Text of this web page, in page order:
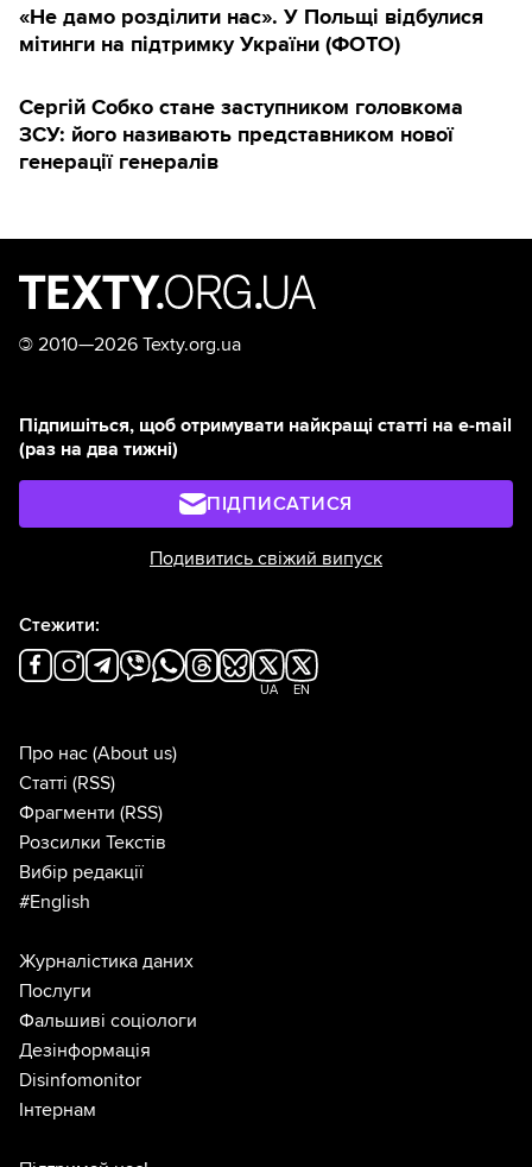
«Не дамо розділити нас». У Польщі відбулися
мітинги на підтримку України (ФОТО)
Сергій Собко стане заступником головкома
ЗСУ: його називають представником нової
генерації генералів
© 2010—2026 Texty.org.ua
Підпишіться, щоб отримувати найкращі статті на e-mail
(раз на два тижні)
ПІДПИСАТИСЯ
Подивитись свіжий випуск
Стежити:
UA EN
Про нас (About us)
Статті (RSS)
Фрагменти (RSS)
Розсилки Текстів
Вибір редакції
#English
Журналістика даних
Послуги
Фальшиві соціологи
Дезінформація
Disinfomonitor
Інтернам